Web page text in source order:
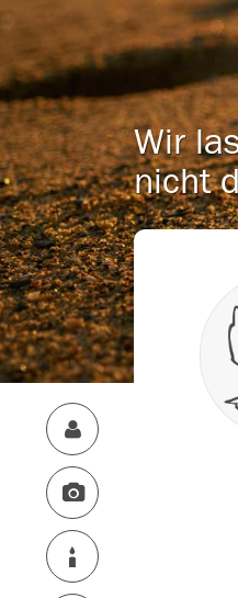
Wir
nicht